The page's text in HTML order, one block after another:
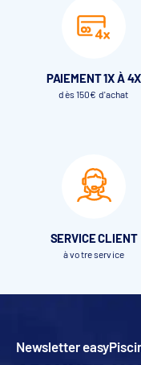
PAIEMENT 1X À 4X
dès 150€ d'achat
SERVICE CLIENT
à votre service
Newsletter